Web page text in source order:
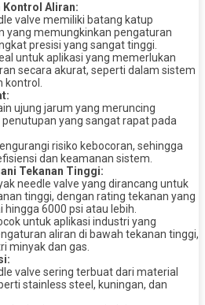
Aliran:
valve memiliki batang katup
yang memungkinkan pengaturan
presisi yang sangat tinggi.
untuk aplikasi yang memerlukan
secara akurat, seperti dalam sistem
kontrol.
ujung jarum yang meruncing
yang sangat rapat pada
risiko kebocoran, sehingga
dan keamanan sistem.
Tekanan Tinggi:
needle valve yang dirancang untuk
tinggi, dengan rating tekanan yang
hingga 6000 psi atau lebih.
untuk aplikasi industri yang
aliran di bawah tekanan tinggi,
minyak dan gas.
valve sering terbuat dari material
stainless steel, kuningan, dan